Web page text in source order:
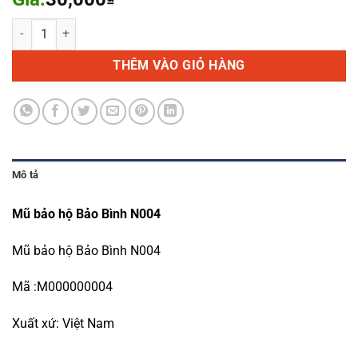
Mũ bảo hộ Bảo Bình N004 số lượng
THÊM VÀO GIỎ HÀNG
Mô tả
Mũ bảo hộ Bảo Bình N004
Mũ bảo hộ Bảo Bình N004
Mã :M000000004
Xuất xứ: Việt Nam